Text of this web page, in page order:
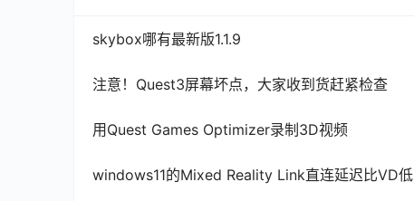
skybox哪有最新版1.1.9
注意！Quest3屏幕坏点，大家收到货赶紧检查
用Quest Games Optimizer录制3D视频
windows11的Mixed Reality Link直连延迟比VD低